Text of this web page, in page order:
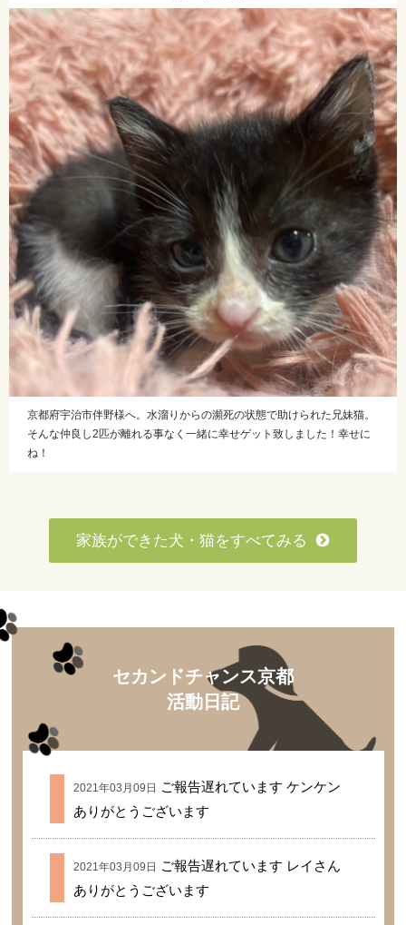
京都府宇治市伴野様へ。水溜りからの瀕死の状態で助けられた兄妹猫。
そんな仲良し2匹が離れる事なく一緒に幸せゲット致しました！幸せに
ね！
家族ができた犬・猫をすべてみる
セカンドチャンス京都
活動日記
2021年03月09日 ご報告遅れています ケンケン
ありがとうございます
2021年03月09日 ご報告遅れています レイさん
ありがとうございます